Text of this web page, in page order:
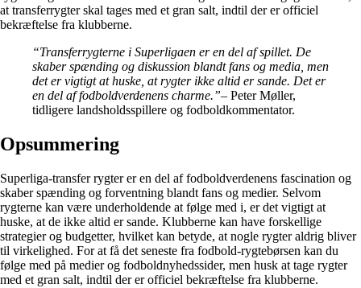
at transferrygter skal tages med et gran salt, indtil der er officiel
bekræftelse fra klubberne.
“Transferrygterne i Superligaen er en del af spillet. De
skaber spænding og diskussion blandt fans og media, men
det er vigtigt at huske, at rygter ikke altid er sande. Det er
en del af fodboldverdenens charme.”– Peter Møller,
tidligere landsholdsspillere og fodboldkommentator.
Opsummering
Superliga-transfer rygter er en del af fodboldverdenens fascination og
skaber spænding og forventning blandt fans og medier. Selvom
rygterne kan være underholdende at følge med i, er det vigtigt at
huske, at de ikke altid er sande. Klubberne kan have forskellige
strategier og budgetter, hvilket kan betyde, at nogle rygter aldrig bliver
til virkelighed. For at få det seneste fra fodbold-rygtebørsen kan du
følge med på medier og fodboldnyhedssider, men husk at tage rygter
med et gran salt, indtil der er officiel bekræftelse fra klubberne.